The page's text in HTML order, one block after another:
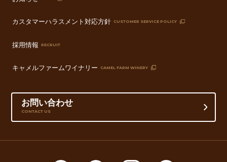
カスタマーハラスメント対応方針 CUSTOMER SERVICE POLICY
採用情報 RECRUIT
キャメルファームワイナリー CAMEL FARM WINERY
お問い合わせ
CONTACT US